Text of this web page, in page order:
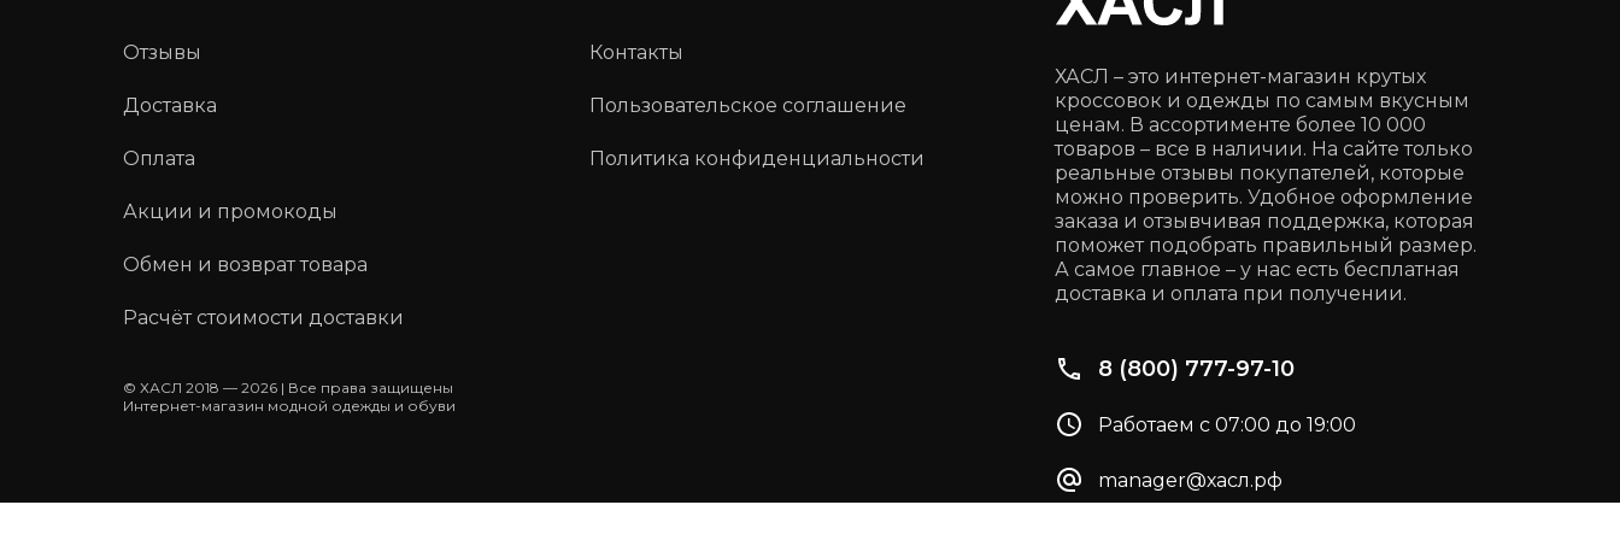
Отзывы
Доставка
Оплата
Акции и промокоды
Обмен и возврат товара
Расчёт стоимости доставки
© ХАСЛ 2018 — 2026 | Все права защищены
Интернет-магазин модной одежды и обуви
Контакты
Пользовательское соглашение
Политика конфиденциальности
ХАСЛ – это интернет-магазин крутых
кроссовок и одежды по самым вкусным
ценам. В ассортименте более 10 000
товаров – все в наличии. На сайте только
реальные отзывы покупателей, которые
можно проверить. Удобное оформление
заказа и отзывчивая поддержка, которая
поможет подобрать правильный размер.
А самое главное – у нас есть бесплатная
доставка и оплата при получении.
8 (800) 777-97-10
Работаем с 07:00 до 19:00
manager@хасл.рф